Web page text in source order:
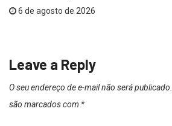
6 de agosto de 2026
Leave a Reply
O seu endereço de e-mail não será publicado.
são marcados com *